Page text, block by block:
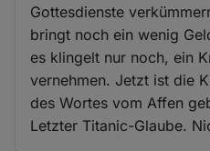
Gottesdienste
bringt noch ein wenig
es klingelt nur noch, ein
vernehmen. Jetzt ist die
des Wortes vom Affen
Letzter Titanic-Glaube.